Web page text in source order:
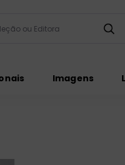
Imagens